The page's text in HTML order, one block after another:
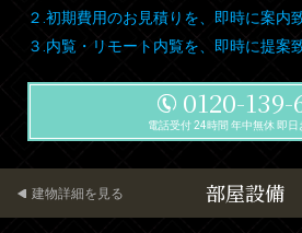
２.初期費用のお見積りを、即時に案内
３.内覧・リモート内覧を、即時に提案
0120-139-
電話受付 24時間 年中無休 即日
部屋設備
建物詳細を見る